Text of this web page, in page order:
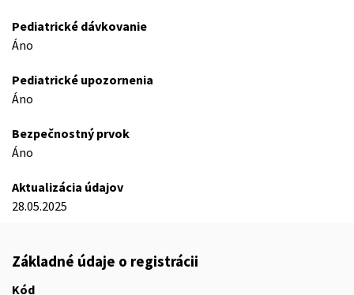
Pediatrické dávkovanie
Áno
Pediatrické upozornenia
Áno
Bezpečnostný prvok
Áno
Aktualizácia údajov
28.05.2025
Základné údaje o registrácii
Kód